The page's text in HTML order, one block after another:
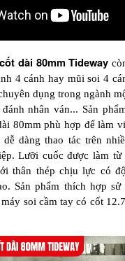
dài 80mm Tideway
4 cánh hay mũi soi 4
dụng trong ngành
nhân ván... Sản
80mm phù hợp để làm
dàng thao tác trên
Lưỡi cuốc được làm
thân thép chịu lực có
Sản phẩm thích hợp
soi cầm tay có cốt